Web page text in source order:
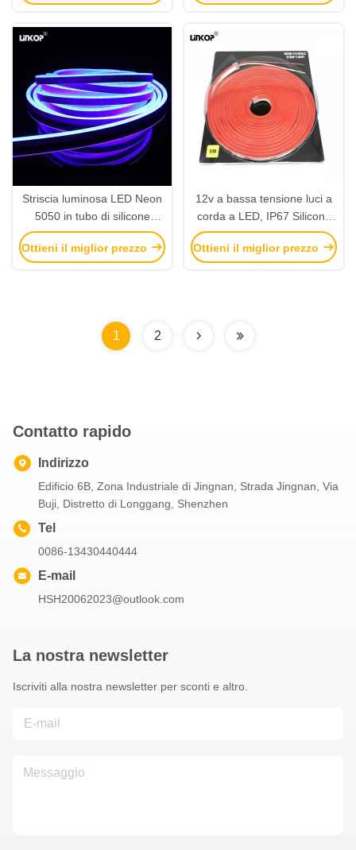
Striscia luminosa LED Neon
5050 in tubo di silicone
flessibile, tagliabile, IP67
impermeabile
Ottieni il miglior prezzo
12v a bassa tensione luci a
corda a LED, IP67 Silicone
flessibile luci a neon a LED
Ottieni il miglior prezzo
1 2
Contatto rapido
Indirizzo
Edificio 6B, Zona Industriale di Jingnan, Strada Jingnan, Via
Buji, Distretto di Longgang, Shenzhen
Tel
0086-13430440444
E-mail
HSH20062023@outlook.com
La nostra newsletter
Iscriviti alla nostra newsletter per sconti e altro.